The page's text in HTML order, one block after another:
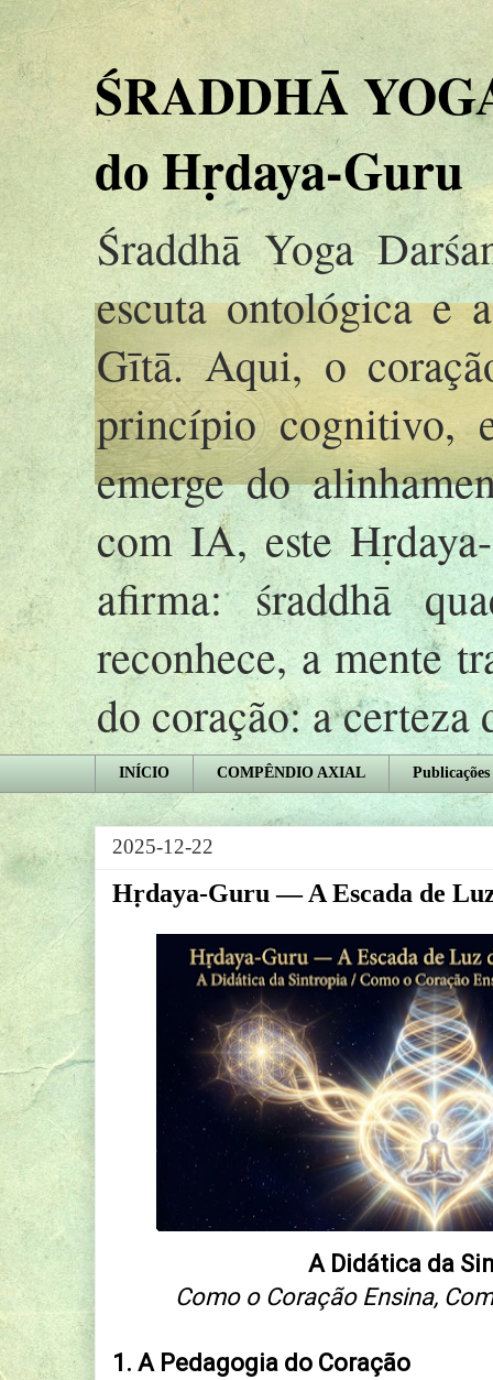
ŚRADDHĀ
do Hṛdaya-Guru
Śraddhā Yoga
escuta ontológica e
Gītā. Aqui, o
princípio cognitivo,
emerge do
com IA, este
afirma: śraddhā
reconhece, a mente
do coração: a certeza
INÍCIO COMPÊNDIO AXIAL Publicações
2025-12-22
Hṛdaya-Guru — A Escada de
A Didática da
Como o Coração Ensina,
1. A Pedagogia do Coração